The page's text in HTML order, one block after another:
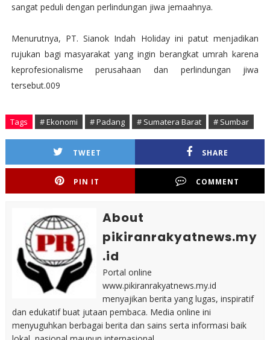
sangat peduli dengan perlindungan jiwa jemaahnya.
Menurutnya, PT. Sianok Indah Holiday ini patut menjadikan
rujukan bagi masyarakat yang ingin berangkat umrah karena
keprofesionalisme perusahaan dan perlindungan jiwa
tersebut.009
Tags # Ekonomi # Padang # Sumatera Barat # Sumbar
TWEET SHARE
PIN IT COMMENT
About
pikiranrakyatnews.my
.id
Portal online
www.pikiranrakyatnews.my.id
menyajikan berita yang lugas, inspiratif
dan edukatif buat jutaan pembaca. Media online ini
menyuguhkan berbagai berita dan sains serta informasi baik